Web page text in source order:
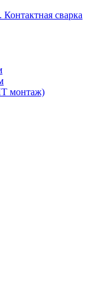
сварка
монтаж)